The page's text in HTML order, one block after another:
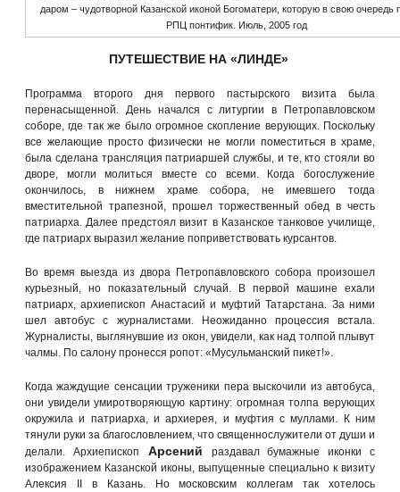
даром – чудотворной Казанской иконой Богоматери, которую в свою очередь
РПЦ понтифик. Июль, 2005 год
ПУТЕШЕСТВИЕ НА «ЛИНДЕ»
Программа второго дня первого пастырского визита была
перенасыщенной. День начался с литургии в Петропавловском
соборе, где так же было огромное скопление верующих. Поскольку
все желающие просто физически не могли поместиться в храме,
была сделана трансляция патриаршей службы, и те, кто стояли во
дворе, могли молиться вместе со всеми. Когда богослужение
окончилось, в нижнем храме собора, не имевшего тогда
вместительной трапезной, прошел торжественный обед в честь
патриарха. Далее предстоял визит в Казанское танковое училище,
где патриарх выразил желание поприветствовать курсантов.
Во время выезда из двора Петропавловского собора произошел
курьезный, но показательный случай. В первой машине ехали
патриарх, архиепископ Анастасий и муфтий Татарстана. За ними
шел автобус с журналистами. Неожиданно процессия встала.
Журналисты, выглянувшие из окон, увидели, как над толпой плывут
чалмы. По салону пронесся ропот: «Мусульманский пикет!».
Когда жаждущие сенсации труженики пера выскочили из автобуса,
они увидели умиротворяющую картину: огромная толпа верующих
окружила и патриарха, и архиерея, и муфтия с муллами. К ним
тянули руки за благословлением, что священнослужители от души и
делали. Архиепископ
Арсений
раздавал бумажные иконки с
изображением Казанской иконы, выпущенные специально к визиту
Алексия II в Казань. Но московским коллегам так хотелось